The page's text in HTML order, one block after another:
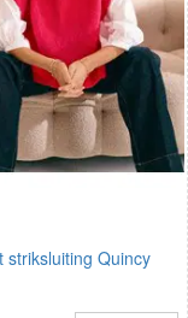
striksluiting Quincy